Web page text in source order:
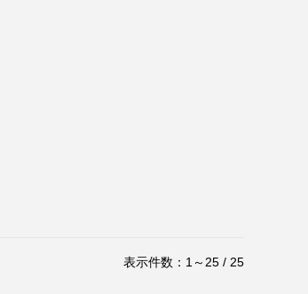
表示件数：1～25 / 25